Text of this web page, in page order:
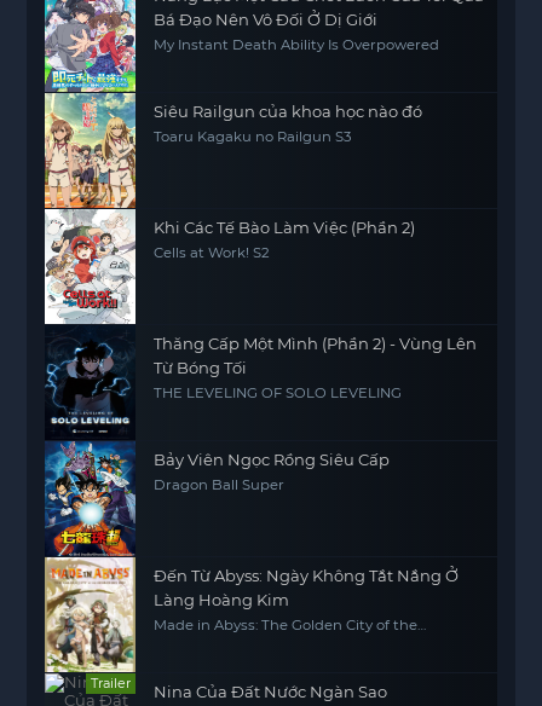
Bá Đạo Nên Vô Đối Ở Dị Giới
My Instant Death Ability Is Overpowered
Siêu Railgun của khoa học nào đó
Toaru Kagaku no Railgun S3
Khi Các Tế Bào Làm Việc (Phần 2)
Cells at Work! S2
Thăng Cấp Một Mình (Phần 2) - Vùng Lên
Từ Bóng Tối
THE LEVELING OF SOLO LEVELING
Bảy Viên Ngọc Rồng Siêu Cấp
Dragon Ball Super
Đến Từ Abyss: Ngày Không Tắt Nắng Ở
Làng Hoàng Kim
Made in Abyss: The Golden City of the
Trailer Nina Của Đất Nước Ngàn Sao